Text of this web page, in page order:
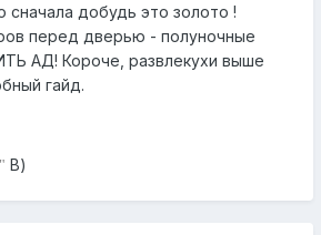
добудь это золото !
перед дверью - полуночные
АД! Короче, развлекухи выше
гайд.
В)